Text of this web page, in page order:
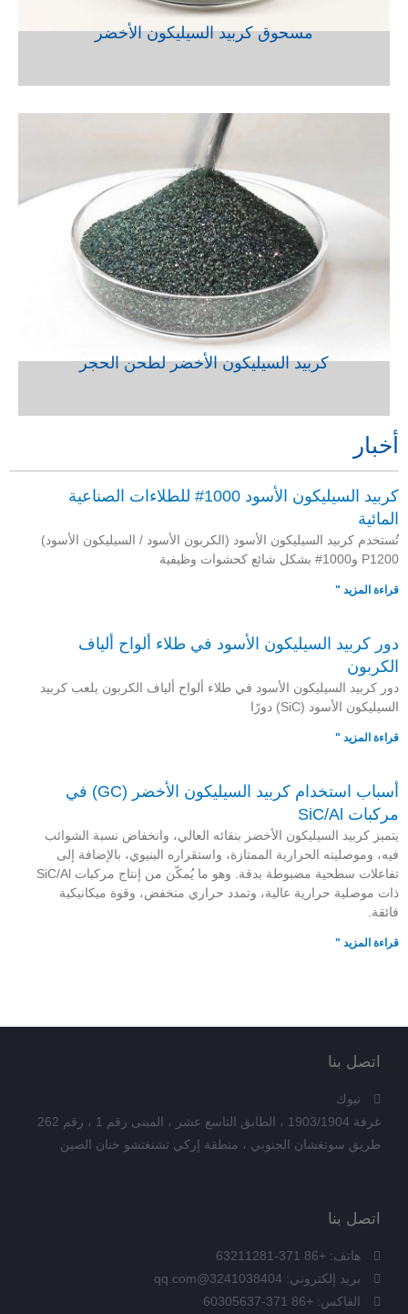
مسحوق كربيد السيليكون الأخضر
VIEW
كربيد السيليكون الأخضر لطحن الحجر
أخبار
كربيد السيليكون الأسود 1000# للطلاءات الصناعية
المائية
تُستخدم كربيد السيليكون الأسود (الكربون الأسود / السيليكون الأسود)
P1200 و1000# بشكل شائع كحشوات وظيفية
قراءة المزيد "
دور كربيد السيليكون الأسود في طلاء ألواح ألياف
الكربون
دور كربيد السيليكون الأسود في طلاء ألواح ألياف الكربون يلعب كربيد
السيليكون الأسود (SiC) دورًا
قراءة المزيد "
أسباب استخدام كربيد السيليكون الأخضر (GC) في
مركبات SiC/Al
يتميز كربيد السيليكون الأخضر بنقائه العالي، وانخفاض نسبة الشوائب
فيه، وموصليته الحرارية الممتازة، واستقراره البنيوي، بالإضافة إلى
تفاعلات سطحية مضبوطة بدقة. وهو ما يُمكّن من إنتاج مركبات SiC/Al
ذات موصلية حرارية عالية، وتمدد حراري منخفض، وقوة ميكانيكية
فائقة.
قراءة المزيد "
اتصل بنا
هاتف: +86 371-63211281
بريد إلكتروني: 3241038404@qq.com
الفاكس: +86 371-60305637
اتصل بنا
تبوك
غرفة 1903/1904 ، الطابق التاسع عشر ، المبنى رقم 1 ، رقم 262
طريق سونغشان الجنوبي ، منطقة إركي تشنغتشو خنان الصين